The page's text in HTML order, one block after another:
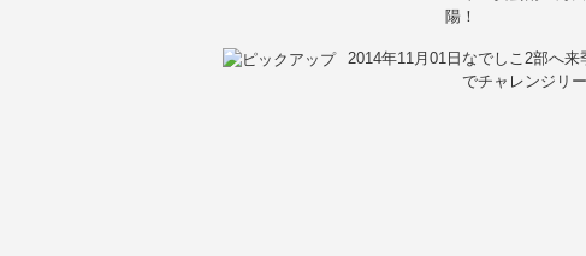
陽！
2014年11月01日 なでしこ2部へ来
でチャレンジリ